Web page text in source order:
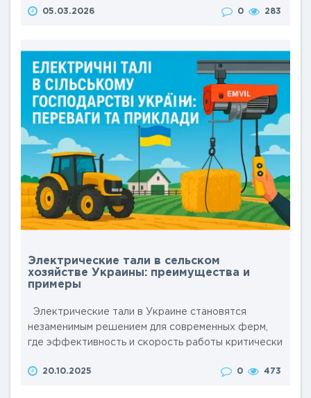
безопасность персонала. Ошибка при выборе
учитывать конструкцию, технические
характеристики и условия эксплуатации. &..
05.03.2026 0 283
Электрические тали в сельском
хозяйстве Украины: преимущества и
примеры
Электрические тали в Украине становятся
незаменимым решением для современных ферм,
где эффективность и скорость работы критически
перемещения грузов, таких как сено, корма или
20.10.2025 0 473